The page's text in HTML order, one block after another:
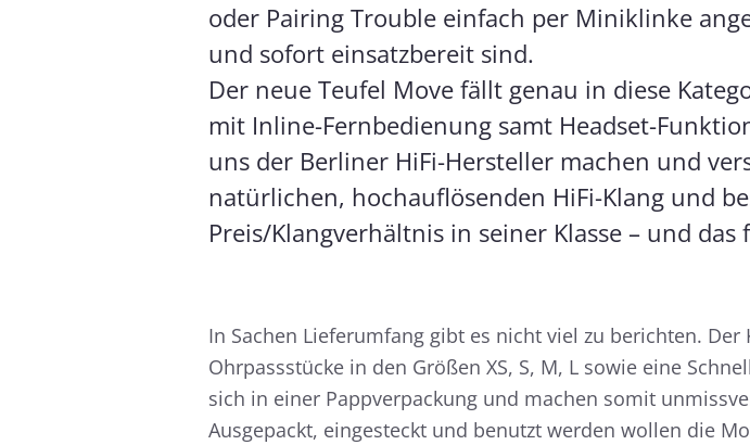
oder Pairing Trouble einfach per Miniklinke
und sofort einsatzbereit sind.
Der neue Teufel Move fällt genau in diese
mit Inline-Fernbedienung samt Headset-
uns der Berliner HiFi-Hersteller machen und
natürlichen, hochauflösenden HiFi-Klang und
Preis/Klangverhältnis in seiner Klasse – und das
In Sachen Lieferumfang gibt es nicht viel zu berichten. Der
Ohrpassstücke in den Größen XS, S, M, L sowie eine
sich in einer Pappverpackung und machen somit
Ausgepackt, eingesteckt und benutzt werden wollen die